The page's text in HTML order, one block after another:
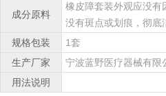
成分原料
橡皮障套装外观应没有
没有斑点或划痕，彻底
规格包装
1套
生产厂家
宁波蓝野医疗器械有限
用法说明